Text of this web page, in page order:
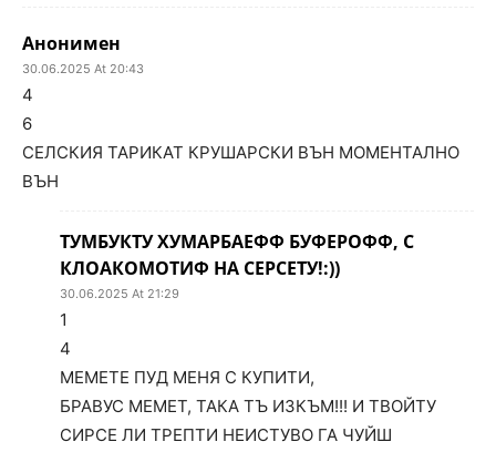
Анонимен
30.06.2025 At 20:43
4
6
СЕЛСКИЯ ТАРИКАТ КРУШАРСКИ ВЪН МОМЕНТАЛНО
ВЪН
ТУМБУКТУ ХУМАРБАЕФФ БУФЕРОФФ, С
КЛОАКОМОТИФ НА СЕРСЕТУ!:))
30.06.2025 At 21:29
1
4
МЕМЕТЕ ПУД МЕНЯ С КУПИТИ,
БРАВУС МЕМЕТ, ТАКА ТЪ ИЗКЪМ!!! И ТВОЙТУ
СИРСЕ ЛИ ТРЕПТИ НЕИСТУВО ГА ЧУЙШ